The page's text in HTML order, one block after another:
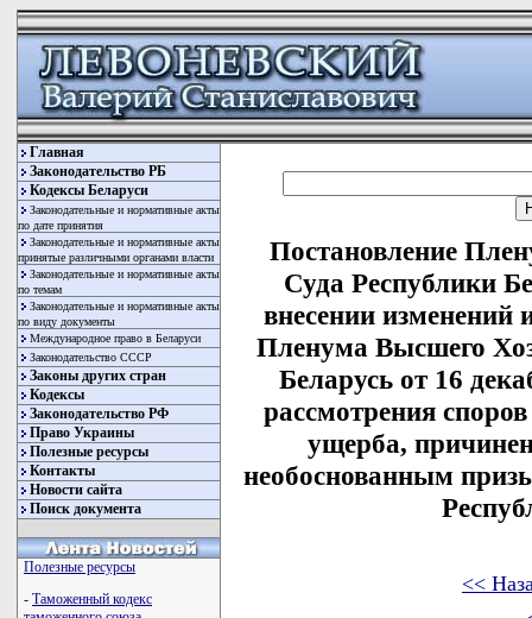
Главная
Законодательство РБ
Кодексы Беларуси
Законодательные и нормативные акты
по дате принятия
Законодательные и нормативные акты
принятые различными органами власти
Законодательные и нормативные акты
по темам
Законодательные и нормативные акты
по виду документы
Международное право в Беларуси
Законодательство СССР
Законы других стран
Кодексы
Законодательство РФ
Право Украины
Полезные ресурсы
Контакты
Новости сайта
Поиск документа
Полезные ресурсы
- Таможенный кодекс
Постановление
Суда Республики
внесении изменений
Пленума Высшего
Беларусь от 16
рассмотрения
ущерба,
необоснованным
<<